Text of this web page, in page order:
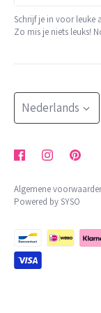
trakteren
shop op thema
blog
contact
klachtenregeling
algemene
privacybeleid
KVK: 65801679
Bestellingen
Schrijf je in voor leuke
Zo mis je niets leuks!
Taal
Nederlands
Algemene
Powered by SYSO